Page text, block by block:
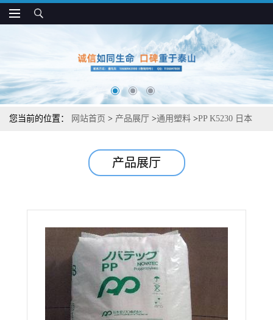
您当前的位置： 网站首页 > 产品展厅 >通用塑料 >PP K5230 日本
产品展厅